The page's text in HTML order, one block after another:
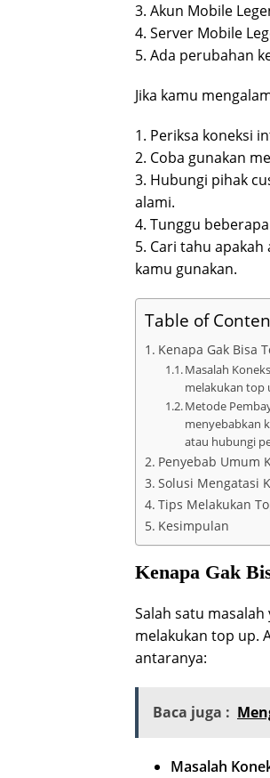
3. Akun Mobile
4. Server Mobile
5. Ada perubahan
Jika kamu
1. Periksa koneksi
2. Coba gunakan
3. Hubungi pihak
alami.
4. Tunggu
5. Cari tahu
kamu gunakan.
Table of
Kenapa Gak Bisa
Masalah
melakukan top
Metode
menyebabkan
atau hubungi
Penyebab Umum
Solusi Mengatasi
Tips Melakukan
Kesimpulan
Kenapa Gak
Salah satu
melakukan top up.
antaranya:
Baca juga :
Masalah